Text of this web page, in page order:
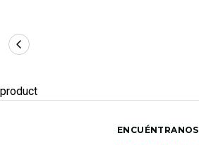
product
ENCUÉNTRANOS